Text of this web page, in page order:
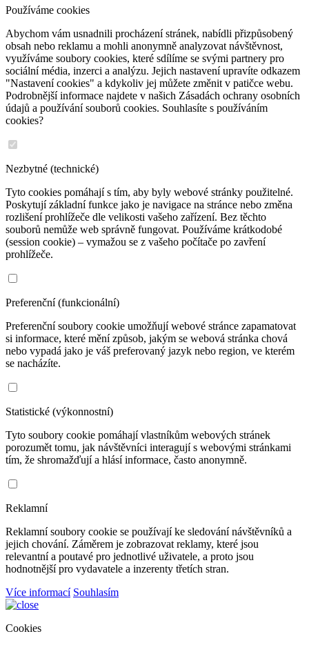
Používáme cookies
Abychom vám usnadnili procházení stránek, nabídli přizpůsobený
obsah nebo reklamu a mohli anonymně analyzovat návštěvnost,
využíváme soubory cookies, které sdílíme se svými partnery pro
sociální média, inzerci a analýzu. Jejich nastavení upravíte odkazem
"Nastavení cookies" a kdykoliv jej můžete změnit v patičce webu.
Podrobnější informace najdete v našich Zásadách ochrany osobních
údajů a používání souborů cookies. Souhlasíte s používáním
cookies?
Nezbytné (technické)
Tyto cookies pomáhají s tím, aby byly webové stránky použitelné.
Poskytují základní funkce jako je navigace na stránce nebo změna
rozlišení prohlížeče dle velikosti vašeho zařízení. Bez těchto
souborů nemůže web správně fungovat. Používáme krátkodobé
(session cookie) – vymažou se z vašeho počítače po zavření
prohlížeče.
Preferenční (funkcionální)
Preferenční soubory cookie umožňují webové stránce zapamatovat
si informace, které mění způsob, jakým se webová stránka chová
nebo vypadá jako je váš preferovaný jazyk nebo region, ve kterém
se nacházíte.
Statistické (výkonnostní)
Tyto soubory cookie pomáhají vlastníkům webových stránek
porozumět tomu, jak návštěvníci interagují s webovými stránkami
tím, že shromažďují a hlásí informace, často anonymně.
Reklamní
Reklamní soubory cookie se používají ke sledování návštěvníků a
jejich chování. Záměrem je zobrazovat reklamy, které jsou
relevantní a poutavé pro jednotlivé uživatele, a proto jsou
hodnotnější pro vydavatele a inzerenty třetích stran.
Více informací Souhlasím
Cookies